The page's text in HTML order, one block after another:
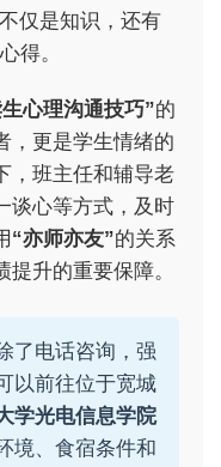
仅是知识，还有
得。
心理沟通技巧”的
，更是学生情绪的
，班主任和辅导老
谈心等方式，及时
“亦师亦友”的关系
升的重要保障。
了电话咨询，强
以前往位于宽城
学光电信息学院
境、食宿条件和